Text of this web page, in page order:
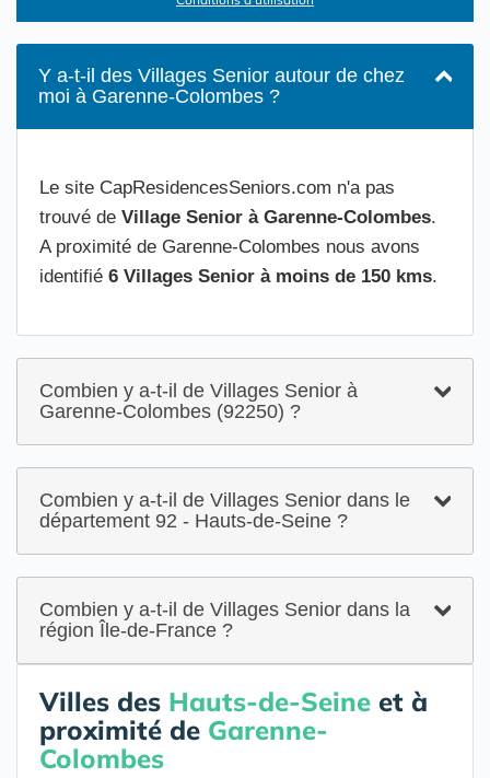
Y a-t-il des Villages Senior autour de chez
moi à Garenne-Colombes ?
Le site CapResidencesSeniors.com n'a pas
trouvé de Village Senior à Garenne-Colombes.
A proximité de Garenne-Colombes nous avons
identifié 6 Villages Senior à moins de 150 kms.
Combien y a-t-il de Villages Senior à
Garenne-Colombes (92250) ?
Combien y a-t-il de Villages Senior dans le
département 92 - Hauts-de-Seine ?
Combien y a-t-il de Villages Senior dans la
région Île-de-France ?
Villes des Hauts-de-Seine et à
proximité de Garenne-
Colombes